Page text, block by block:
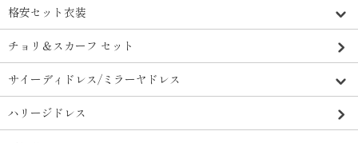
格安セット衣装
チョリ＆スカーフ セット
サイーディドレス/ミラーヤドレス
ハリージドレス